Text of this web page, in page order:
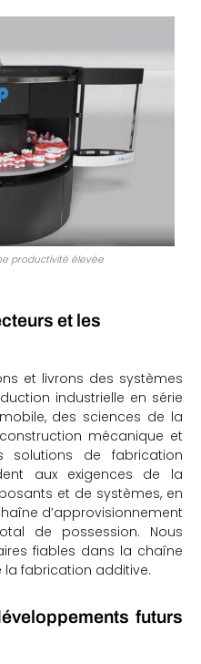
productivité élevée
et les
et livrons des systèmes
industrielle en série
des sciences de la
mécanique et
solutions de fabrication
aux exigences de la
et de systèmes, en
d’approvisionnement
de possession. Nous
fiables dans la chaîne
la fabrication additive.
futurs